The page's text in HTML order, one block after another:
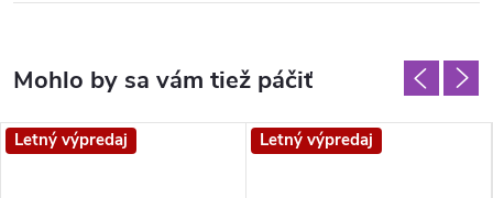
Letný výpredaj Letný výpredaj